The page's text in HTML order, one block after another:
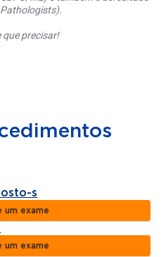
que precisar!
s
um exame
um exame